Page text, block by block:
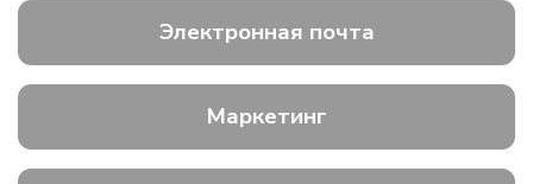
Электронная почта
Маркетинг